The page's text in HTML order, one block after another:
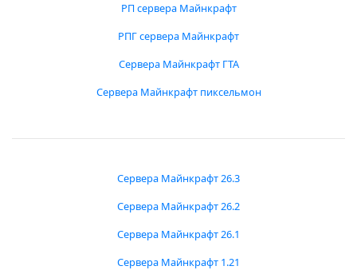
РП сервера Майнкрафт
РПГ сервера Майнкрафт
Сервера Майнкрафт ГТА
Сервера Майнкрафт пиксельмон
Сервера Майнкрафт 26.3
Сервера Майнкрафт 26.2
Сервера Майнкрафт 26.1
Сервера Майнкрафт 1.21